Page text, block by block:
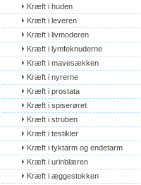
Kræft i huden
Kræft i leveren
Kræft i livmoderen
Kræft i lymfeknuderne
Kræft i mavesækken
Kræft i nyrerne
Kræft i prostata
Kræft i spiserøret
Kræft i struben
Kræft i testikler
Kræft i tyktarm og endetarm
Kræft i urinblæren
Kræft i æggestokken